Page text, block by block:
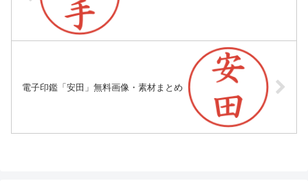
電子印鑑「安田」無料画像・素材まとめ